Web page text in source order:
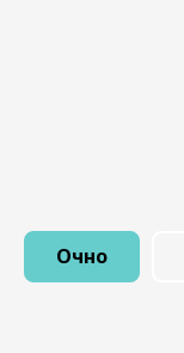
Очно